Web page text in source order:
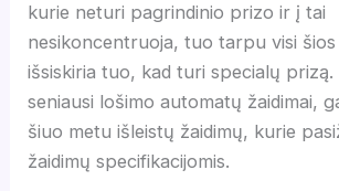
kurie neturi pagrindinio prizo ir į tai
nesikoncentruoja, tuo tarpu visi šios
išsiskiria tuo, kad turi specialų prizą.
seniausi lošimo automatų žaidimai,
šiuo metu išleistų žaidimų, kurie
žaidimų specifikacijomis.